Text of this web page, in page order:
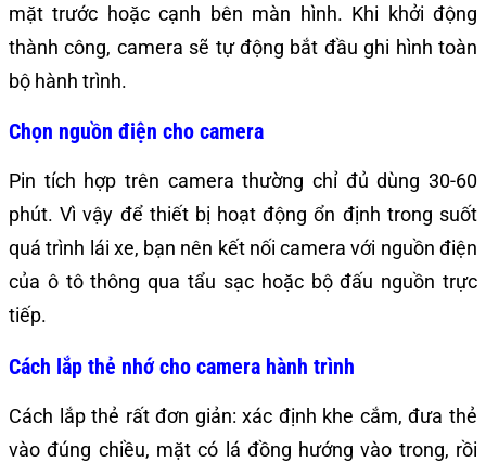
mặt trước hoặc cạnh bên màn hình. Khi khởi động
thành công, camera sẽ tự động bắt đầu ghi hình toàn
bộ hành trình.
Chọn nguồn điện cho camera
Pin tích hợp trên camera thường chỉ đủ dùng 30-60
phút. Vì vậy để thiết bị hoạt động ổn định trong suốt
quá trình lái xe, bạn nên kết nối camera với nguồn điện
của ô tô thông qua tẩu sạc hoặc bộ đấu nguồn trực
tiếp.
Cách lắp thẻ nhớ cho camera hành trình
Cách lắp thẻ rất đơn giản: xác định khe cắm, đưa thẻ
vào đúng chiều, mặt có lá đồng hướng vào trong, rồi